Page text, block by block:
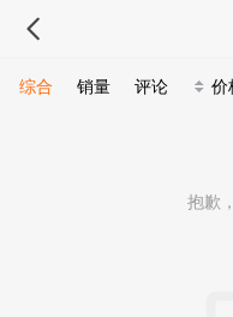
综合 销量 评论 价
抱歉